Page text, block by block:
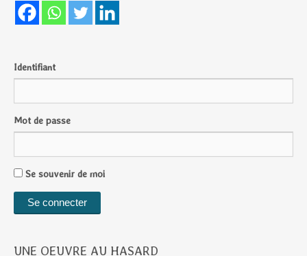
Identifiant
Mot de passe
Se souvenir de moi
UNE OEUVRE AU HASARD